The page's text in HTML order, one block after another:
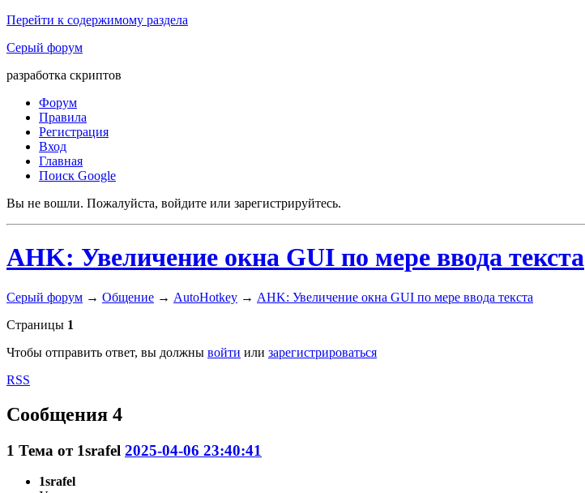
Перейти к содержимому раздела
Серый форум
разработка скриптов
Форум
Правила
Регистрация
Вход
Главная
Поиск Google
Вы не вошли. Пожалуйста, войдите или зарегистрируйтесь.
AHK: Увеличение окна GUI по мере ввода текста
Серый форум → Общение → AutoHotkey → AHK: Увеличение окна GUI по мере ввода текста
Страницы 1
Чтобы отправить ответ, вы должны войти или зарегистрироваться
RSS
Сообщения 4
1 Тема от 1srafel 2025-04-06 23:40:41
1srafel